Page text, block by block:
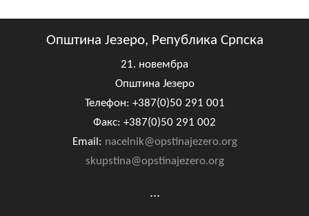
Општина Језеро, Република Српска
21. новембра
Општина Језеро
Телефон: +387(0)50 291 001
Факс: +387(0)50 291 002
Email: nacelnik@opstinajezero.org
skupstina@opstinajezero.org
...